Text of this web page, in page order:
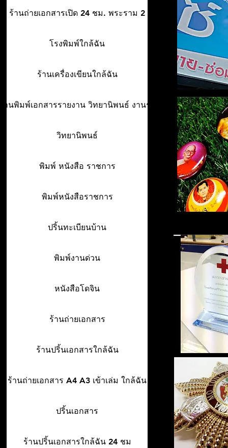
ร้านถ่ายเอกสารเปิด 24 ชม. พระราม 2
โรงพิมพ์ใกล้ฉัน
ร้านเครื่องเขียนใกล้ฉัน
านพิมพ์เอกสารรายงาน วิทยานิพนธ์ งานรา
วิทยานิพนธ์
พิมพ์ หนังสือ ราชการ
พิมพ์หนังสือราชการ
ปริ้นทะเบียนบ้าน
พิมพ์งานด่วน
หนังสือโดจิน
ร้านถ่ายเอกสาร
ร้านปริ้นเอกสารใกล้ฉัน
ร้านถ่ายเอกสาร A4 A3 เข้าเล่ม ใกล้ฉัน
ปริ้นเอกสาร
ร้านปริ้นเอกสารใกล้ฉัน 24 ชม